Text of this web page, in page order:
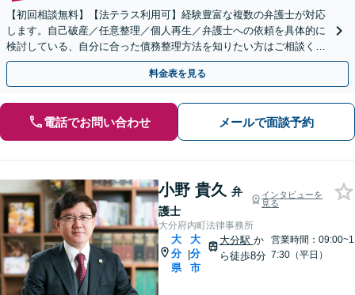
【初回相談無料】【法テラス利用可】経験豊富な複数の弁護士が対応
します。自己破産／任意整理／個人再生／弁護士への依頼を具体的に
検討している、自分に合った債務整理方法を知りたい方はご相談くだ
さい。法人の借金問題も対応します。
料金表を見る
電話でお問い合わせ メールで面談予約
小野 貴久 弁
護士
インタビューを
見る
大分府内町法律事務所
大
分
県
|
大
分
市
大分駅 か
ら徒歩8分
営業時間：09:00~1
7:30（平日）